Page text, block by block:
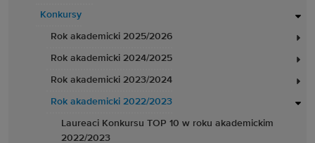
Konkursy
Rok akademicki 2025/2026
Rok akademicki 2024/2025
Rok akademicki 2023/2024
Rok akademicki 2022/2023
Laureaci Konkursu TOP 10 w roku akademickim
2022/2023